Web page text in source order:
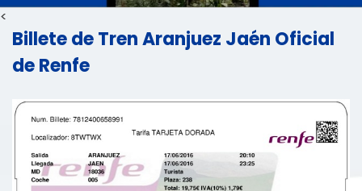
<
Billete de Tren Aranjuez Jaén Oficial
de Renfe